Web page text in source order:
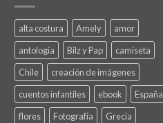
alta costura Amely
amor
antología
Bilz y Pap
camiseta
Chile
creación de imágenes
cuentos infantiles
ebook
España
flores
Fotografía
Grecia